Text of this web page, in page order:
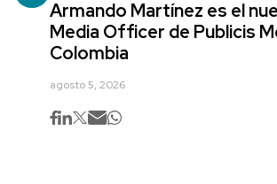
Armando Martínez es el
Media Officer de Publicis
Colombia
agosto 5, 2026